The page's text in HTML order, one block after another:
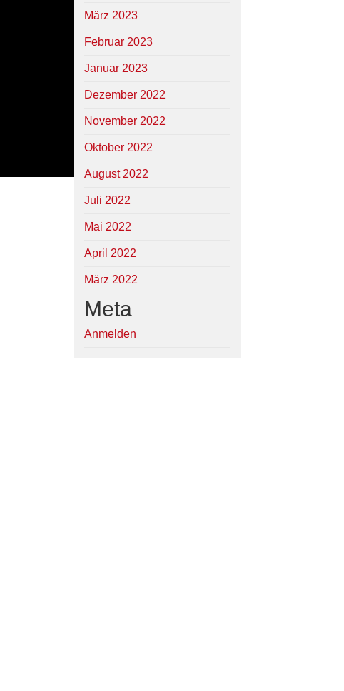
März 2023
Februar 2023
Januar 2023
Dezember 2022
November 2022
Oktober 2022
August 2022
Juli 2022
Mai 2022
April 2022
März 2022
Meta
Anmelden